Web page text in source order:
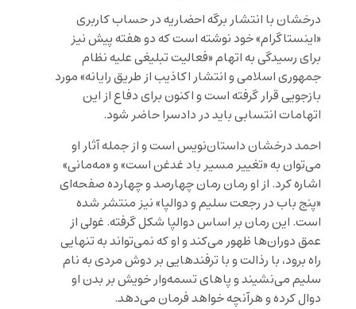
درخشان با انتشار برگه‌ احضاریه در حساب کاربری
«اینستاگرام» خود نوشته است که دو هفته پیش نیز
برای رسیدگی به اتهام «فعالیت تبلیغی علیه نظام
جمهوری اسلامی و انتشار اکاذیب از طریق رایانه» مورد
بازجویی قرار گرفته است و اکنون برای دفاع از این
اتهامات انتسابی باید در دادسرا حاضر شود.
احمد درخشان داستان‌نویس است و از جمله آثار او
می‌توان به «تغییر مسیر باد غدغن است» و «مه‌مانی»
اشاره کرد. از او رمان رمان چهارصد و چهارده صفحه‌ای
«پنج باب در رجعت سلیم و دوالپا» نیز منتشر شده
است. این رمان بر اساس دوالپا شکل گرفته. غولی از
عمق دوران‌ها ظهور می‌کند و او که نمی‌تواند به تنهایی
راه برود، با رذالت و با ترفندهایی بر دوش مردی به نام
سلیم می‌نشیند و پاهای تسمه‌وار خویش بر بدن او
دوال کرده و هرآنچه خواهد فرمان می‌دهد.